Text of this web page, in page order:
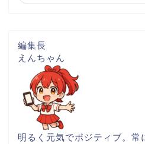
編集長
えんちゃん
明るく元気でポジティブ。常